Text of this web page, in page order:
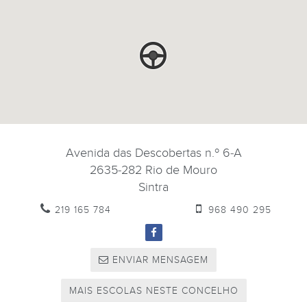
Avenida das Descobertas n.º 6-A
2635-282 Rio de Mouro
Sintra
219 165 784 968 490 295
ENVIAR MENSAGEM
MAIS ESCOLAS NESTE CONCELHO